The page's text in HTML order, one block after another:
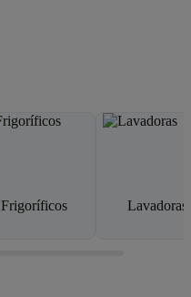
Frigoríficos Lavadoras